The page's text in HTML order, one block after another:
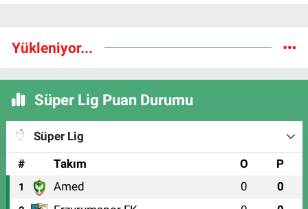
Yükleniyor...
Süper Lig Puan Durumu
Süper Lig
#
Takım O P
1 Amed 0 0